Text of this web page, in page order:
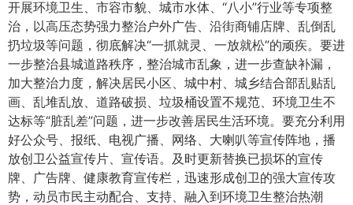
开展环境卫生、市容市貌、城市水体、“八小”行业等专项整
治，以高压态势强力整治户外广告、沿街商铺店牌、乱倒乱
扔垃圾等问题，彻底解决“一抓就灵、一放就松”的顽疾。要进
一步整治县城道路秩序，整治城市乱象，进一步查缺补漏，
加大整治力度，解决居民小区、城中村、城乡结合部乱贴乱
画、乱堆乱放、道路破损、垃圾桶设置不规范、环境卫生不
达标等“脏乱差”问题，进一步改善居民生活环境。要充分利用
好公众号、报纸、电视广播、网络、大喇叭等宣传阵地，播
放创卫公益宣传片、宣传语。及时更新替换已损坏的宣传
牌、广告牌、健康教育宣传栏，迅速形成创卫的强大宣传攻
势，动员市民主动配合、支持、融入到环境卫生整治热潮